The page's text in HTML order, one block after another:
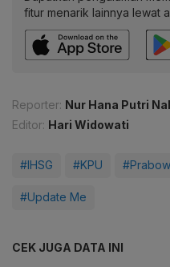
fitur menarik lainnya lewat
Reporter: Nur Hana Putri
Editor: Hari Widowati
#IHSG #KPU
#Update Me
CEK JUGA DATA INI